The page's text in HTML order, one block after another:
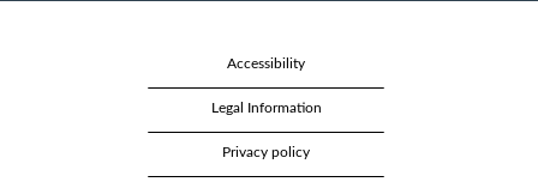
Accessibility
Legal Information
Privacy policy